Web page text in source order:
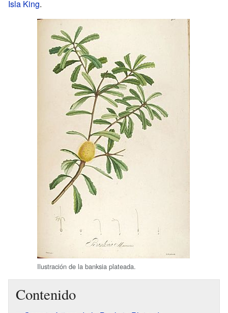
Isla King.
Ilustración de la banksia plateada.
Contenido